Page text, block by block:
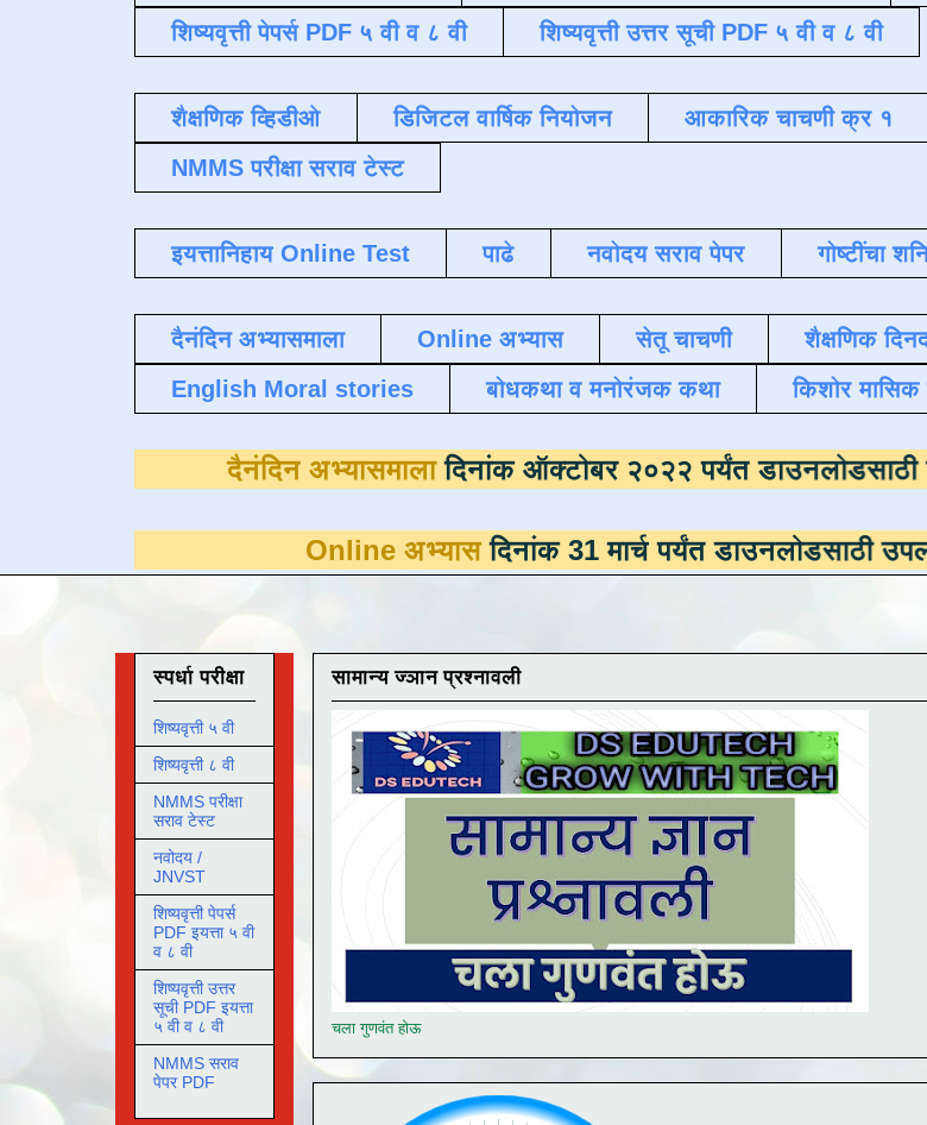
शिष्यवृत्ती पेपर्स PDF ५ वी व ८ वी
शिष्यवृत्ती उत्तर सूची PDF ५ वी व ८ वी
शैक्षणिक व्हिडीओ डिजिटल वार्षिक नियोजन आकारिक चाचणी क्र १
NMMS परीक्षा सराव टेस्ट
इयत्तानिहाय Online Test पाढे नवोदय सराव पेपर गोष्टींचा
दैनंदिन अभ्यासमाला Online अभ्यास सेतू चाचणी शैक्षणिक
English Moral stories
बोधकथा व मनोरंजक कथा किशोर मासिक
दैनंदिन अभ्यासमालादिनांक ऑक्टोबर २०२२ पर्यंत
Online अभ्यासदिनांक 31 मार्च पर्यंत डाउनलोडसाठी उपलब्ध ,
सामान्य ज्ञान प्रश्नावली
चला गुणवंत होऊ
स्पर्धा परीक्षा
शिष्यवृत्ती ५ वी
शिष्यवृत्ती ८ वी
NMMS परीक्षा
सराव टेस्ट
नवोदय /
JNVST
शिष्यवृत्ती पेपर्स
PDF इयत्ता ५ वी
व ८ वी
शिष्यवृत्ती उत्तर
सूची PDF इयत्ता
५ वी व ८ वी
NMMS सराव
पेपर PDF